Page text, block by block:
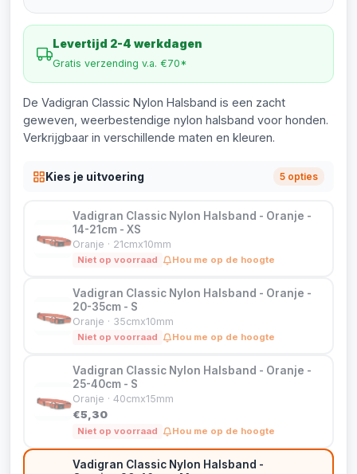
Levertijd 2-4 werkdagen
Gratis verzending v.a. €70*
De Vadigran Classic Nylon Halsband is een zacht
geweven, weerbestendige nylon halsband voor honden.
Verkrijgbaar in verschillende maten en kleuren.
Kies je uitvoering 5 opties
Vadigran Classic Nylon Halsband - Oranje -
14-21cm - XS
Oranje · 21cmx10mm
Niet op voorraad Hou me op de hoogte
Vadigran Classic Nylon Halsband - Oranje -
20-35cm - S
Oranje · 35cmx10mm
Niet op voorraad Hou me op de hoogte
Vadigran Classic Nylon Halsband - Oranje -
25-40cm - S
Oranje · 40cmx15mm
€5,30
Niet op voorraad Hou me op de hoogte
Vadigran Classic Nylon Halsband -